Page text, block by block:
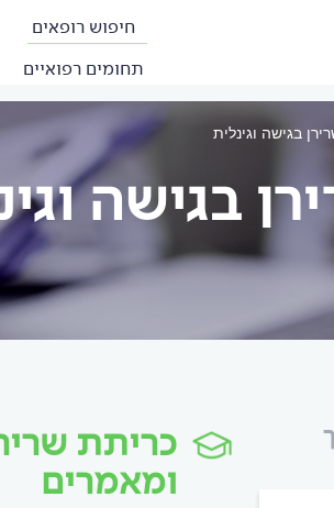
חיפוש רופאים
תחומים רפואיים
בגישה וגינלית
בגישה
כריתת
ומאמרים